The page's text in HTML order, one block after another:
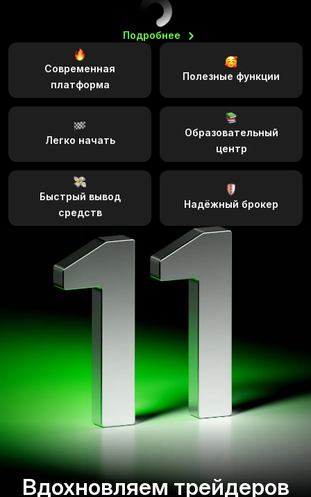
Подробнее
Современная
платформа
Полезные функции
Легко начать
Образовательный
центр
Быстрый вывод
средств
Надёжный брокер
Вдохновляем трейдеров